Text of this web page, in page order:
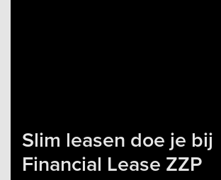
Slim leasen doe je bij
Financial Lease ZZP